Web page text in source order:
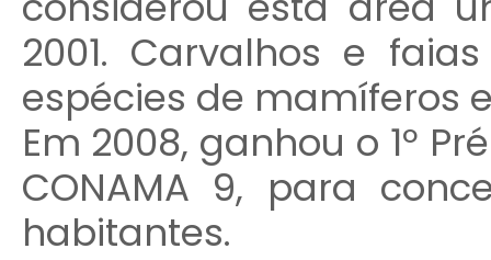
2001. Carvalhos e
espécies de mamíferos
Em 2008, ganhou o 1º
CONAMA 9, para
habitantes.